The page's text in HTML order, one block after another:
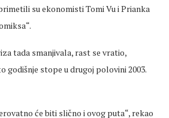
su ekonomisti Tomi Vu i Prianka
tada smanjivala, rast se vratio,
godišnje stope u drugoj polovini 2003.
će biti slično i ovog puta“, rekao